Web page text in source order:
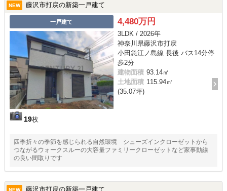
NEW 藤沢市打戻の新築一戸建て
一戸建て
19枚
4,480万円
3LDK / 2026年
神奈川県藤沢市打戻
小田急江ノ島線 長後 バス14分停
歩2分
建物面積 93.14㎡
土地面積 115.94㎡
(35.07坪)
四季折々の季節を感じられる自然環境 シューズインクローゼットから
つながるウォークスルーの大容量ファミリークローゼットなど家事動線
の良い間取りです
藤沢市打戻の新築一戸建て